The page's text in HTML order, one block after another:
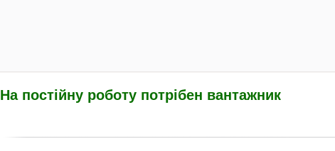
На постійну роботу потрібен вантажник